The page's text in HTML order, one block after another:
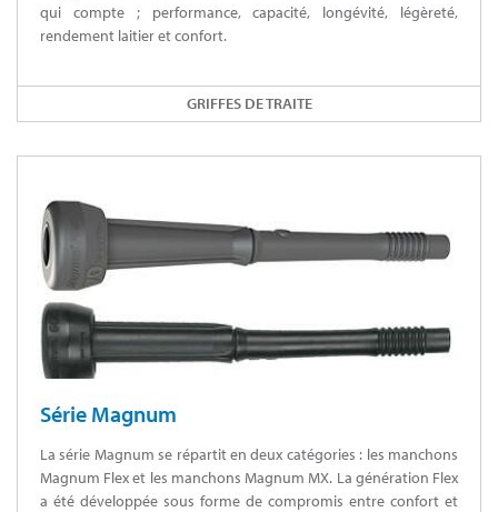
qui compte ; performance, capacité, longévité, légèreté,
rendement laitier et confort.
GRIFFES DE TRAITE
Série Magnum
La série Magnum se répartit en deux catégories : les manchons
Magnum Flex et les manchons Magnum MX. La génération Flex
a été développée sous forme de compromis entre confort et